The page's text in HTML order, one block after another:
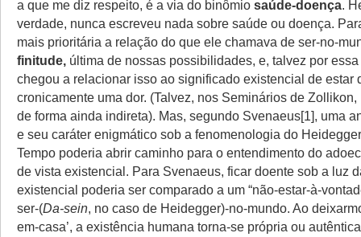
a que me diz respeito, é a via do binômio saúde-doença.
verdade, nunca escreveu nada sobre saúde ou doença.
mais prioritária a relação do que ele chamava de ser-no-
finitude, última de nossas possibilidades, e, talvez por
chegou a relacionar isso ao significado existencial de estar
cronicamente uma dor. (Talvez, nos Seminários de Zollikon,
de forma ainda indireta). Mas, segundo Svenaeus[1], uma
e seu caráter enigmático sob a fenomenologia do
Tempo poderia abrir caminho para o entendimento do
de vista existencial. Para Svenaeus, ficar doente sob a luz
existencial poderia ser comparado a um “não-estar-à-
ser-(Da-sein, no caso de Heidegger)-no-mundo. Ao
em-casa’, a existência humana torna-se própria ou